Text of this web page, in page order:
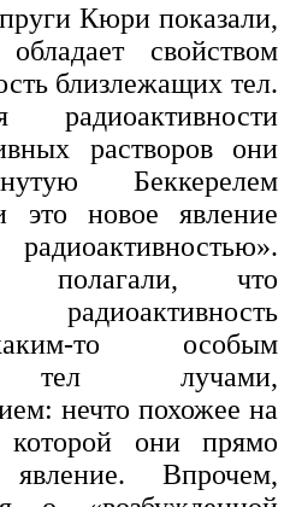
Кюри показали,
свойством
близлежащих тел.
радиоактивности
растворов они
Беккерелем
это новое явление
полагали, что
радиоактивность
то особым
тел лучами,
нечто похожее на
которой они прямо
Впрочем,